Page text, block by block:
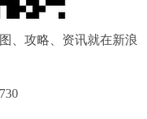
、攻略、资讯就在新浪